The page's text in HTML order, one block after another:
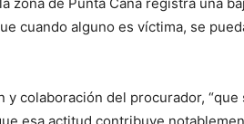
cuando alguno es víctima, se
colaboración del procurador, “que